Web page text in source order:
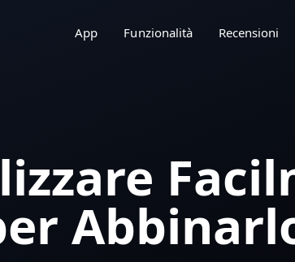
App Funzionalità Recensioni